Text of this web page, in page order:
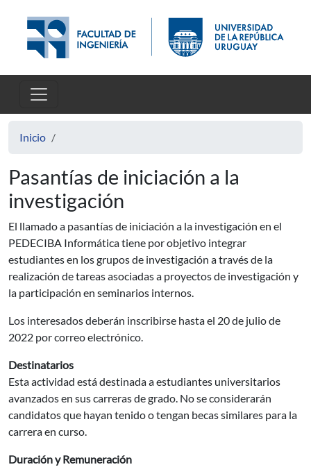
Inicio
Pasantías de iniciación a la
investigación
El llamado a pasantías de iniciación a la investigación en el
PEDECIBA Informática tiene por objetivo integrar
estudiantes en los grupos de investigación a través de la
realización de tareas asociadas a proyectos de investigación y
la participación en seminarios internos.
Los interesados deberán inscribirse hasta el 20 de julio de
2022 por correo electrónico.
Destinatarios
Esta actividad está destinada a estudiantes universitarios
avanzados en sus carreras de grado. No se considerarán
candidatos que hayan tenido o tengan becas similares para la
carrera en curso.
Duración y Remuneración